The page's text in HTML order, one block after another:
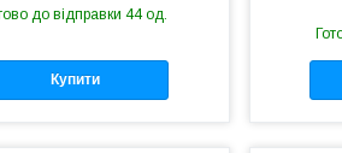
до відправки 44 од.
Купити